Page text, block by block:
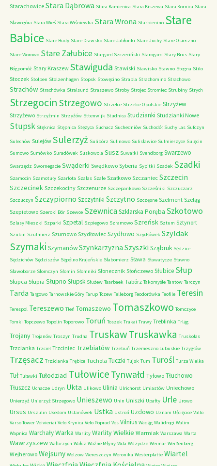
Starachowice Stara Dąbrowa Stara Kamienica Stara Kiszewa Stara Kornica Stara
Sławogóra Stara Wieś Stara Wiśniewka Stara Wrona Starbienino Stare
Babice Stare Budy Stare Drawsko Stare Jabłonki Stare Juchy Stare Osieczno
Stare Worowo Stare Załubice Stargard Szczeciński Starogard Stary Brus Stary
Bógpomóż Stary Kraszew Stawiguda Stawiski Stawisko Stawno Stegna Stilo
Stoczek Stolpen Stolzenhagen Stopsk Stowęcino Strabla Strachomino Strachowo
Strachów Strachówka Stralsund Straszewo Stroby Strojec Stromiec Strubiny Strych
Strzegocin Strzegowo Strzelce Strzelce Opolskie Strzyżew
Strzyżewo Strzyżmin Strzyżów Sttenwijk Studnica Studzianki Studzianki Nowe
Stupsk Stęknica Stępnica Stężyca Suchacz Suchedniów Suchodół Suchy Las Sufczyn
Sulechów Sulejów Sulerzyż Sulibórz Sulinowo Sulisławice Sulmierzyce Sulęcin
Sumowo Sumówko Suradówek Suskowola Susz Suwałki Svendborg Swarzewo
Swarzędz Swornegacie Swąderki Swędkowo Syberia Sypitki Szadek Szadki
Szamocin Szamotuły Szarlota Szałas Szałe Szałkowo Szczaniec Szczecin
Szczecinek Szczekociny Szczenurze Szczepankowo Szcześniki Szczuczarz
Szczuczyn Szczypiorno Szczytniki Szczytno Szczęsne Szelment Szeląg
Szepietowo Szeroki Bór Szewce SzewnicaSzklarska Poręba Szkotowo
Szlasy Mieszki Szparki Szpetal Szpiegowo Szramowo Szreńsk Sztum Sztynort
Szubin Szulmierz Szumowo Szydłowiec Szydłowo Szydłówek Szyldak
Szymaki SzymanówSzynkarzyzna Szyszki Sząbruk Sędzice
Sędzichów Sędziszów Sępólno Krajeńskie Słabomierz Sława Sławatycze Sławno
Sławoborze Słomczyn Słomin Słomniki Słonecznik Słończewo Słubice Słup
Słupca Słupia Słupno Słupsk Służew Taarbaek Tabórz Takomyśle Tantow Tarczyn
Tarda Targowo Tarnowskie Góry Tarup Tczew Telleborg Teodorówka Teofile Teresin
Terespol Tereszewo Tleń Tomaszewo Tomaszkowo Tomczyce
Tomki Topczewo Topolin Toporowo Toruń Toszek Trakai Trawy Treblinka Trląg
Trojany Trojanów Troszyn Trudna TruskawTruskawka Truskolas
Trzcianka Trzciel Trzciniec Trzebiatów Trzebuń Trzemeszno Lubuskie Trzygłów
Trzęsacz Trzścianka Trębice Tuchola Tuczki Tujsk Tum Turośl Turza Wielka
Tuł Tuławki Tułodziad Tułowice Tynwałd Tyłowo Tłuchowo
Tłuszcz Uchacze Udryn Ukta Ulikowo Ulinia Ulrichorst Umiastów Uniechowo
Unierzyż Unierzyż Strzegowo Unieszewo Unin Uniszki Upałty Urle Urowo
Ursus Urszulin Usedom Ustanówek Ustka Ustroń Uzdowo Uznam Uścięcice Vallo
Varso Tower Veivieriai Velo Krynica Velo Poprad Ves Vilnius Wadąg Walidrogi Walim
Wapnica WarchałyWarka Warlity Warlity Wielkie Warmiak Warszawa Warta
Wawrzyszew Wałbrzych Wałcz Ważne Młyny Wda Wdzydze Weimar Weißenberg
Wejherowo Wejsuny Welzow Wereszczyn Weronika Westerplatte Wiartel